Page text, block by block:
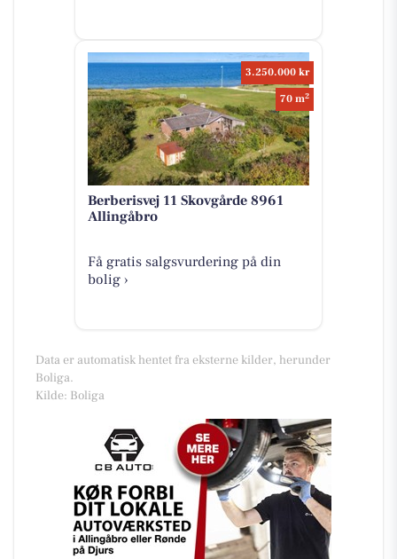
3.250.000 kr
70 m2
Berberisvej 11 Skovgårde 8961
Allingåbro
Få gratis salgsvurdering på din
bolig ›
Data er automatisk hentet fra eksterne kilder, herunder
Boliga.
Kilde: Boliga